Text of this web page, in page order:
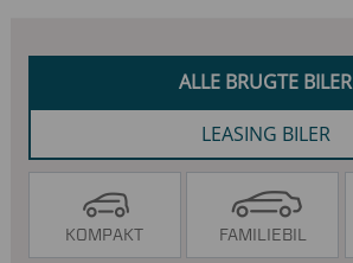
ALLE BRUGTE BILER
LEASING BILER
KOMPAKT FAMILIEBIL